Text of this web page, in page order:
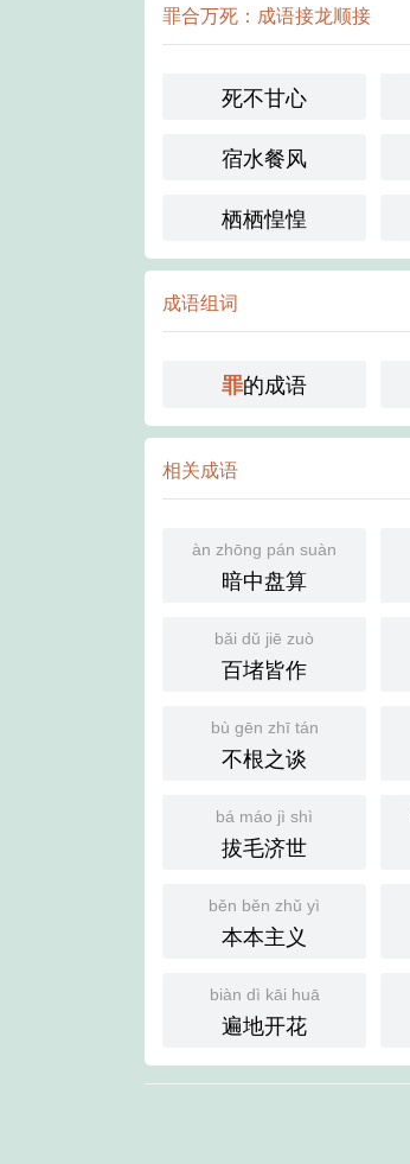
罪合万死：成语接龙顺接
死不甘心
宿水餐风
栖栖惶惶
成语组词
罪的成语
相关成语
àn zhōng pán suàn
暗中盘算
bǎi dǔ jiē zuò
百堵皆作
bù gēn zhī tán
不根之谈
bá máo jì shì
拔毛济世
běn běn zhǔ yì
本本主义
biàn dì kāi huā
遍地开花